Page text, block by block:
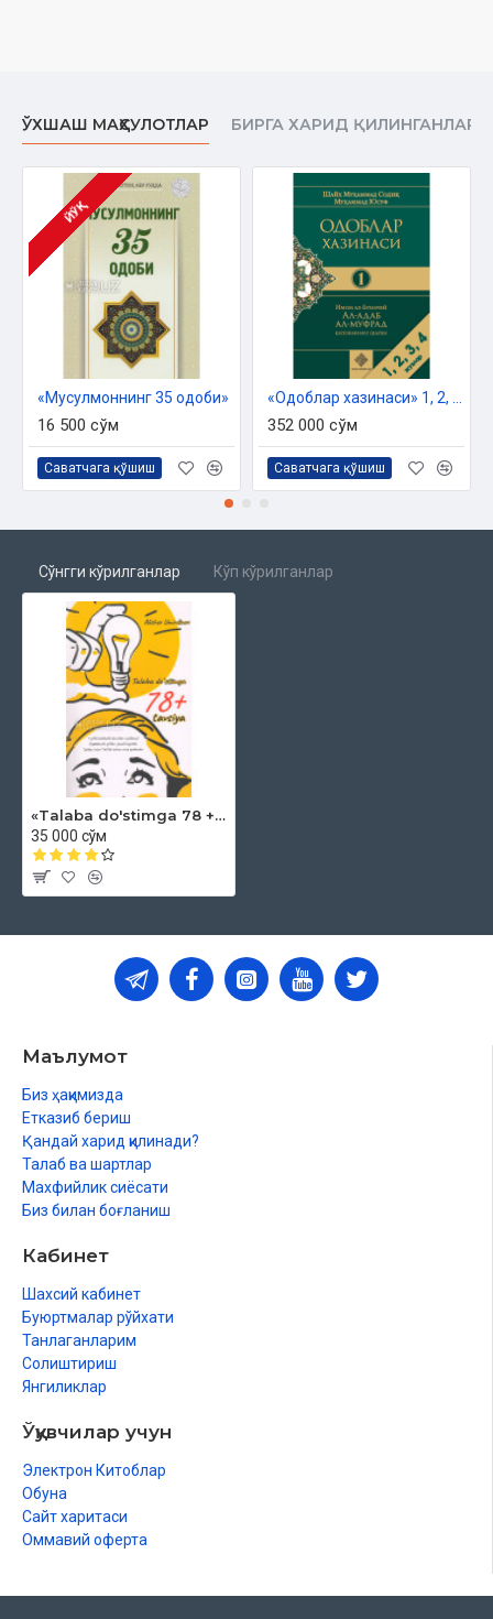
ЎХШАШ МАҲСУЛОТЛАР БИРГА ХАРИД ҚИЛИНГАНЛАР
ЙЎҚ
«Мусулмоннинг 35 одоби»
16 500 сўм
Саватчага қўшиш
352 000 сўм
Саватчага қўшиш
Сўнгги кўрилганлар Кўп кўрилганлар
«Talaba do'stimga 78 + tavsiya»
35 000 сўм
Маълумот
Биз ҳақимизда
Етказиб бериш
Қандай харид қилинади?
Талаб ва шартлар
Махфийлик сиёсати
Биз билан боғланиш
Кабинет
Шахсий кабинет
Буюртмалар рўйхати
Танлаганларим
Солиштириш
Янгиликлар
Ўқувчилар учун
Электрон Китоблар
Обуна
Сайт харитаси
Оммавий оферта